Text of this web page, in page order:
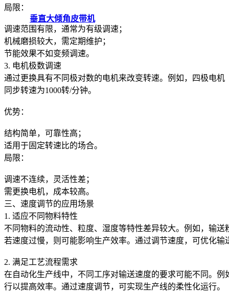
垂直大倾角皮带机
局限：
调速范围有限，通常为有级调速；
机械磨损较大，需定期维护；
节能效果不如变频调速。
3. 电机极数调速
通过更换具有不同极对数的电机来改变转速。例如，四极电
同步转速为1000转/分钟。
优势：
结构简单，可靠性高；
适用于固定转速比的场合。
局限：
调速不连续，灵活性差；
需更换电机，成本较高。
三、速度调节的应用场景
1. 适应不同物料特性
不同物料的流动性、粒度、湿度等特性差异较大。例如，输
若速度过慢，则可能影响生产效率。通过调节速度，可优化输
2. 满足工艺流程需求
在自动化生产线中，不同工序对输送速度的要求可能不同。
行以提高效率。通过速度调节，可实现生产线的柔性化运行。